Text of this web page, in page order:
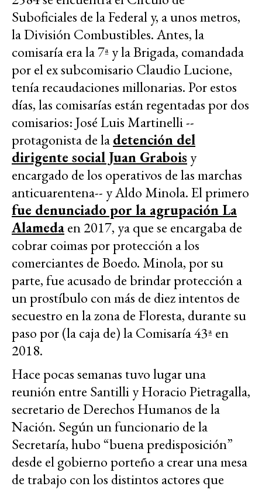
Suboficiales de la Federal y, a unos metros,
la División Combustibles. Antes, la
comisaría era la 7ª y la Brigada, comandada
por el ex subcomisario Claudio Lucione,
tenía recaudaciones millonarias. Por estos
días, las comisarías están regentadas por dos
comisarios: José Luis Martinelli --
protagonista de ladetención del
dirigente social Juan Grabois y
encargado de los operativos de las marchas
anticuarentena-- y Aldo Minola. El primero
fue denunciado por la agrupación La
Alamedaen 2017, ya que se encargaba de
cobrar coimas por protección a los
comerciantes de Boedo. Minola, por su
parte, fue acusado de brindar protección a
un prostíbulo con más de diez intentos de
secuestro en la zona de Floresta, durante su
paso por (la caja de) la Comisaría 43ª en
2018.
Hace pocas semanas tuvo lugar una
reunión entre Santilli y Horacio Pietragalla,
secretario de Derechos Humanos de la
Nación. Según un funcionario de la
Secretaría, hubo “buena predisposición”
desde el gobierno porteño a crear una mesa
de trabajo con los distintos actores que